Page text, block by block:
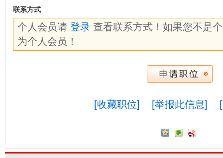
联系方式
个人会员请 登录 查看联系方式！如果您不是
为个人会员！
[收藏职位] [举报此信息]